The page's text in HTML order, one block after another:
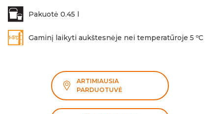
Pakuotė 0.45 l
Gaminį laikyti aukštesnėje nei temperatūroje 5 ºC
ARTIMIAUSIA
PARDUOTUVĖ